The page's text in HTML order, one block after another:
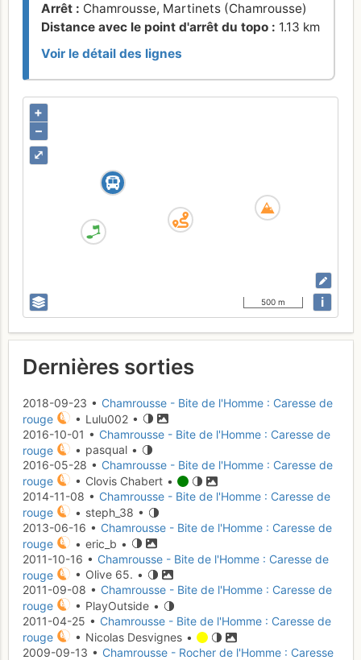
Arrêt : Chamrousse, Martinets (Chamrousse)
Distance avec le point d'arrêt du topo : 1.13 km
Voir le détail des lignes
⤢
+
–
500 m i
Dernières sorties
2018-09-23 • Chamrousse - Bite de l'Homme : Caresse de
rouge
• Lulu002 •
2016-10-01 • Chamrousse - Bite de l'Homme : Caresse de
rouge
• pasqual •
2016-05-28 • Chamrousse - Bite de l'Homme : Caresse de
rouge
• Clovis Chabert •
2014-11-08 • Chamrousse - Bite de l'Homme : Caresse de
rouge
• steph_38 •
2013-06-16 • Chamrousse - Bite de l'Homme : Caresse de
rouge
• eric_b •
2011-10-16 • Chamrousse - Bite de l'Homme : Caresse de
rouge
• Olive 65. •
2011-09-08 • Chamrousse - Bite de l'Homme : Caresse de
rouge
• PlayOutside •
2011-04-25 • Chamrousse - Bite de l'Homme : Caresse de
rouge
• Nicolas Desvignes •
2009-09-13 • Chamrousse - Rocher de l'Homme : Caresse